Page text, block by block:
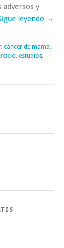
adversos y
leyendo →
, cáncer de mama,
, estudios,